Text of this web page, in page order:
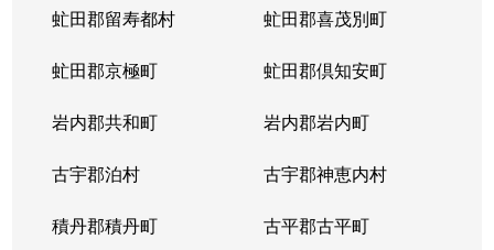
虻田郡留寿都村 虻田郡喜茂別町
虻田郡京極町 虻田郡倶知安町
岩内郡共和町 岩内郡岩内町
古宇郡泊村 古宇郡神恵内村
積丹郡積丹町 古平郡古平町